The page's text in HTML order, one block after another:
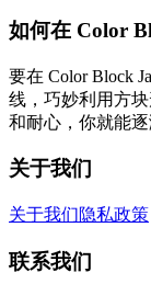
如何在 Color
要在 Color Block
线，巧妙利用方
和耐心，你就能
关于我们
关于我们隐私政策
联系我们